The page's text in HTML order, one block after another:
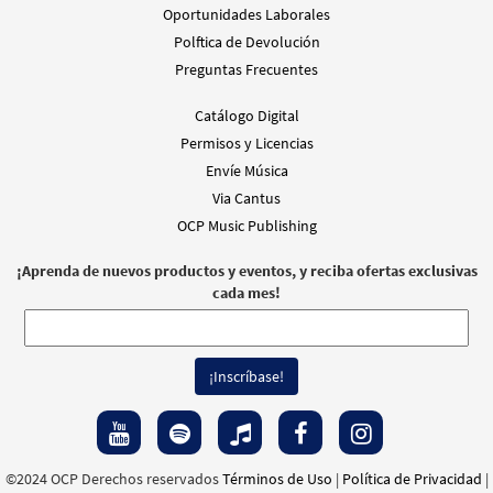
DIGITAL Cant Min
Stanley Rother Mass/Misa Stanley Rother
(Teclado/Coral) [Partitura - Descargue]
DIGITAL
Agregar al carrito
Stanley Rother Mass/Misa Stanley Rother
(Trumpets/Trompetas) [Acompañamiento
Muestra
DIGITAL
Agregar al carrito
Oportunidades Laborales
Polftica de Devolución
Preguntas Frecuentes
Catálogo Digital
Permisos y Licencias
Envíe Música
Via Cantus
OCP Music Publishing
¡Aprenda de nuevos productos y eventos, y reciba ofertas exclusivas
cada mes!
©2024 OCP Derechos reservadosTérminos de Uso | Política de Privacidad |